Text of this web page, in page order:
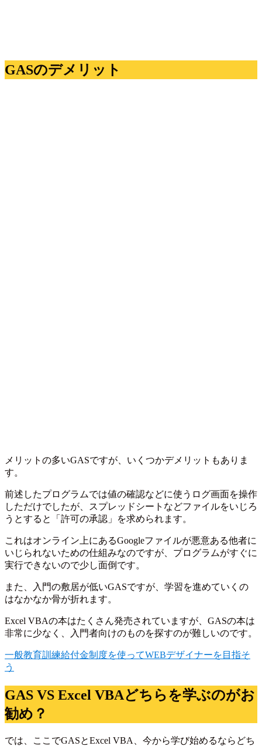
GASのデメリット
メリットの多いGASですが、いくつかデメリットもありま
す。
前述したプログラムでは値の確認などに使うログ画面を操作
しただけでしたが、スプレッドシートなどファイルをいじろ
うとすると「許可の承認」を求められます。
これはオンライン上にあるGoogleファイルが悪意ある他者に
いじられないための仕組みなのですが、プログラムがすぐに
実行できないので少し面倒です。
また、入門の敷居が低いGASですが、学習を進めていくの
はなかなか骨が折れます。
Excel VBAの本はたくさん発売されていますが、GASの本は
非常に少なく、入門者向けのものを探すのが難しいのです。
一般教育訓練給付金制度を使ってWEBデザイナーを目指そ
う
GAS VS Excel VBAどちらを学ぶのがお
勧め？
では、ここでGASとExcel VBA、今から学び始めるならどち